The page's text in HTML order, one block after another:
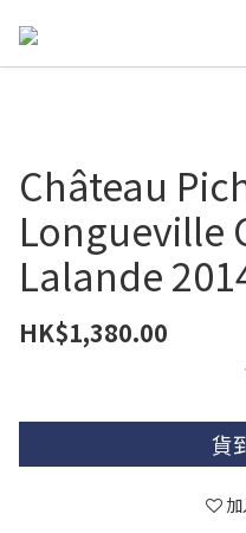
Château
Longueville
Lalande
HK$1,380.00
貨